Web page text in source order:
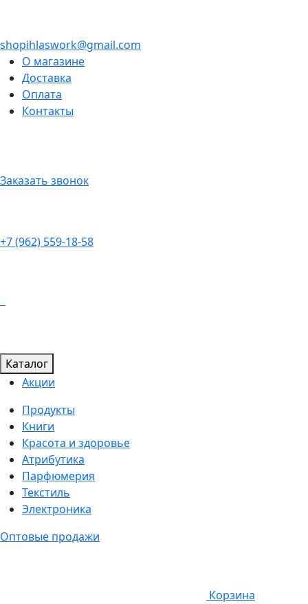
shopihlaswork@gmail.com
О магазине
Доставка
Оплата
Контакты
Заказать звонок
+7 (962) 559-18-58
Каталог
Акции
Продукты
Книги
Красота и здоровье
Атрибутика
Парфюмерия
Текстиль
Электроника
Оптовые продажи
Корзина